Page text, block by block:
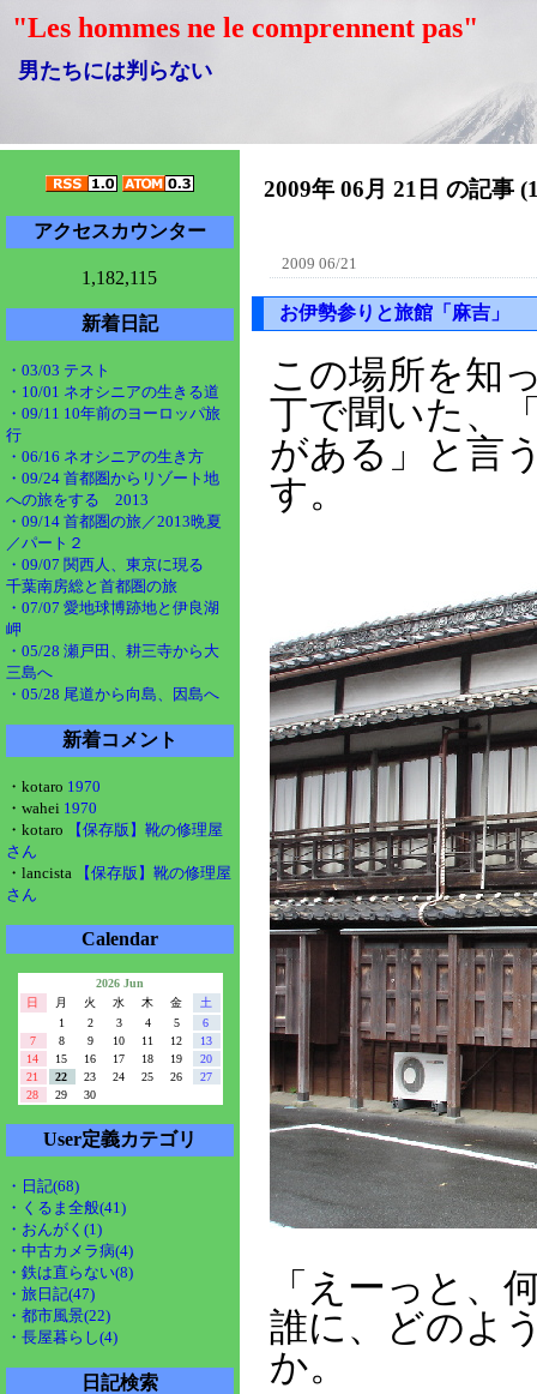
"Les hommes ne le comprennent pas"
男たちには判らない
アクセスカウンター
1,182,115
新着日記
・03/03 テスト
・10/01 ネオシニアの生きる道
・09/11 10年前のヨーロッパ旅
行
・06/16 ネオシニアの生き方
・09/24 首都圏からリゾート地
への旅をする 2013
・09/14 首都圏の旅／2013晩夏
／パート２
・09/07 関西人、東京に現る
千葉南房総と首都圏の旅
・07/07 愛地球博跡地と伊良湖
岬
・05/28 瀬戸田、耕三寺から大
三島へ
・05/28 尾道から向島、因島へ
新着コメント
・kotaro 1970
・wahei 1970
・kotaro
【保存版】靴の修理屋
さん
・lancista
【保存版】靴の修理屋
さん
Calendar
2026 Jun
日
月 火 水 木 金
土
1
2 3 4 5
6
7
8 9 10 11 12
13
14
15 16 17 18 19
20
21
22 23 24 25 26
27
28
29 30
User定義カテゴリ
・日記(68)
・くるま全般(41)
・おんがく(1)
・中古カメラ病(4)
・鉄は直らない(8)
・旅日記(47)
・都市風景(22)
・長屋暮らし(4)
日記検索
2009年 06月 21日 の記事
2009 06/21
お伊勢参りと旅館「麻吉」
この場所を知
丁で聞いた、
がある」と言
す。
「えーっと、
誰に、どのよ
か。